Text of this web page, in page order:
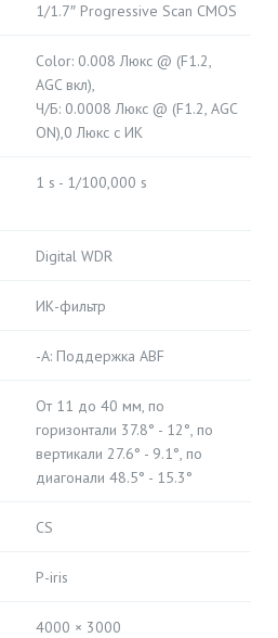
1/1.7″ Progressive Scan CMOS
Color: 0.008 Люкс @ (F1.2,
AGC вкл),
Ч/Б: 0.0008 Люкс @ (F1.2, AGC
ON),0 Люкс с ИК
1 s - 1/100,000 s
Digital WDR
ИК-фильтр
-A: Поддержка ABF
От 11 до 40 мм, по
горизонтали 37.8° - 12°, по
вертикали 27.6° - 9.1°, по
диагонали 48.5° - 15.3°
CS
P-iris
4000 × 3000